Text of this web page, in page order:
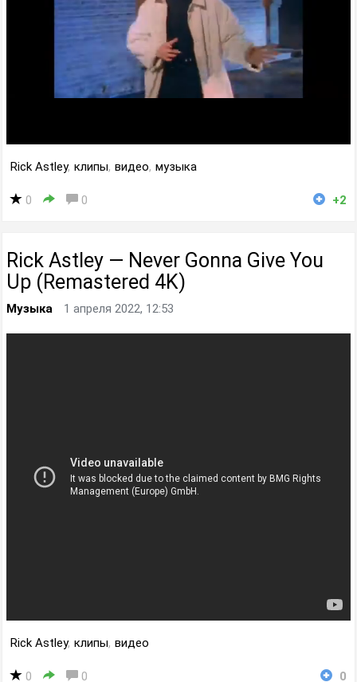
Rick Astley, клипы, видео, музыка
0 0 +2
Rick Astley — Never Gonna Give You
Up (Remastered 4K)
Музыка 1 апреля 2022, 12:53
Rick Astley, клипы, видео
0 0 0